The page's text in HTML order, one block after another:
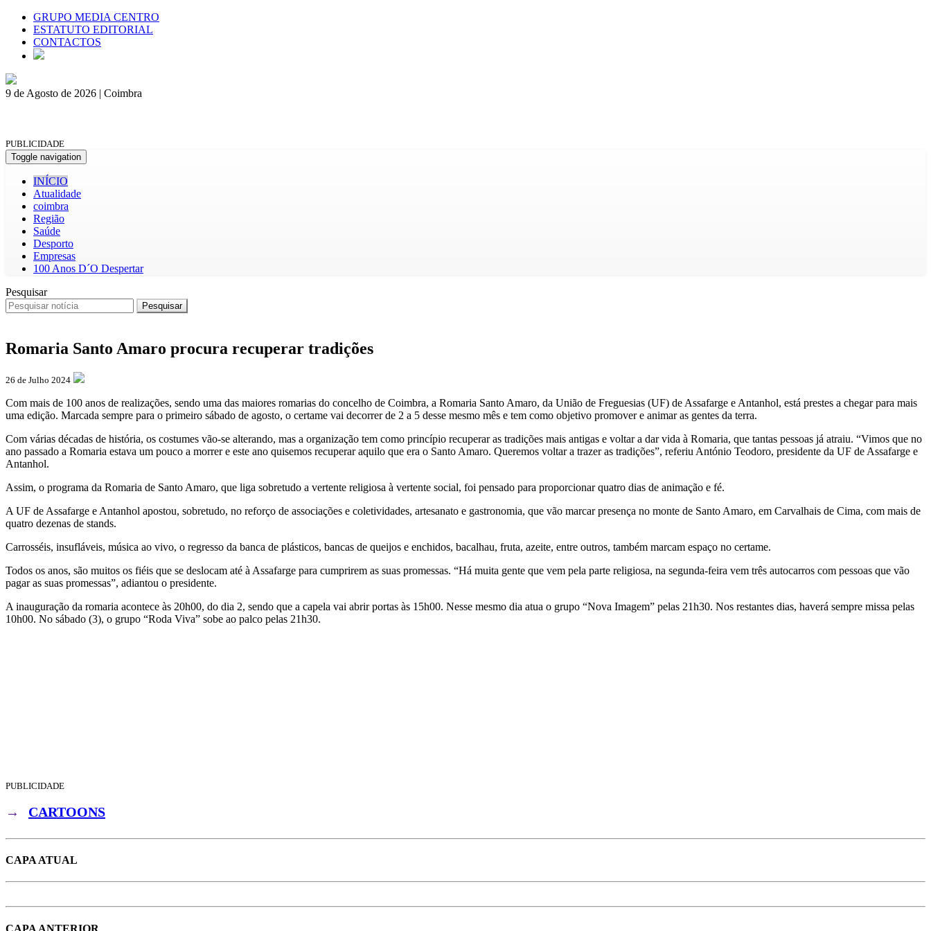
GRUPO MEDIA CENTRO
ESTATUTO EDITORIAL
CONTACTOS
9 de Agosto de 2026 | Coimbra
PUBLICIDADE
Toggle navigation
INÍCIO
Atualidade
coimbra
Região
Saúde
Desporto
Empresas
100 Anos D´O Despertar
Pesquisar
Pesquisar
Romaria Santo Amaro procura recuperar tradições
26 de Julho 2024
Com mais de 100 anos de realizações, sendo uma das maiores romarias do concelho de Coimbra, a Romaria Santo Amaro, da União de Freguesias (UF) de Assafarge e Antanhol, está prestes a chegar para mais
uma edição. Marcada sempre para o primeiro sábado de agosto, o certame vai decorrer de 2 a 5 desse mesmo mês e tem como objetivo promover e animar as gentes da terra.
Com várias décadas de história, os costumes vão-se alterando, mas a organização tem como princípio recuperar as tradições mais antigas e voltar a dar vida à Romaria, que tantas pessoas já atraiu. “Vimos que no
ano passado a Romaria estava um pouco a morrer e este ano quisemos recuperar aquilo que era o Santo Amaro. Queremos voltar a trazer as tradições”, referiu António Teodoro, presidente da UF de Assafarge e
Antanhol.
Assim, o programa da Romaria de Santo Amaro, que liga sobretudo a vertente religiosa à vertente social, foi pensado para proporcionar quatro dias de animação e fé.
A UF de Assafarge e Antanhol apostou, sobretudo, no reforço de associações e coletividades, artesanato e gastronomia, que vão marcar presença no monte de Santo Amaro, em Carvalhais de Cima, com mais de
quatro dezenas de stands.
Carrosséis, insufláveis, música ao vivo, o regresso da banca de plásticos, bancas de queijos e enchidos, bacalhau, fruta, azeite, entre outros, também marcam espaço no certame.
Todos os anos, são muitos os fiéis que se deslocam até à Assafarge para cumprirem as suas promessas. “Há muita gente que vem pela parte religiosa, na segunda-feira vem três autocarros com pessoas que vão
pagar as suas promessas”, adiantou o presidente.
A inauguração da romaria acontece às 20h00, do dia 2, sendo que a capela vai abrir portas às 15h00. Nesse mesmo dia atua o grupo “Nova Imagem” pelas 21h30. Nos restantes dias, haverá sempre missa pelas
10h00. No sábado (3), o grupo “Roda Viva” sobe ao palco pelas 21h30.
PUBLICIDADE
→ CARTOONS
CAPA ATUAL
CAPA ANTERIOR